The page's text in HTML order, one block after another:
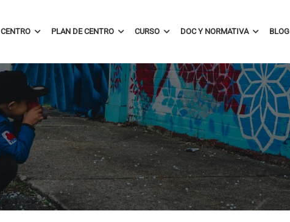
CENTRO PLAN DE CENTRO CURSO DOC Y NORMATIVA BLOG